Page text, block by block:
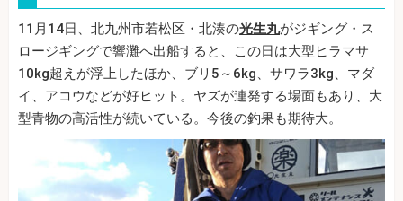
11月14日、北九州市若松区・北湊の光生丸がジギング・ス
ロージギングで響灘へ出船すると、この日は大型ヒラマサ
10kg超えが浮上したほか、ブリ5～6kg、サワラ3kg、マダ
イ、アコウなどが好ヒット。ヤズが連発する場面もあり、大
型青物の高活性が続いている。今後の釣果も期待大。